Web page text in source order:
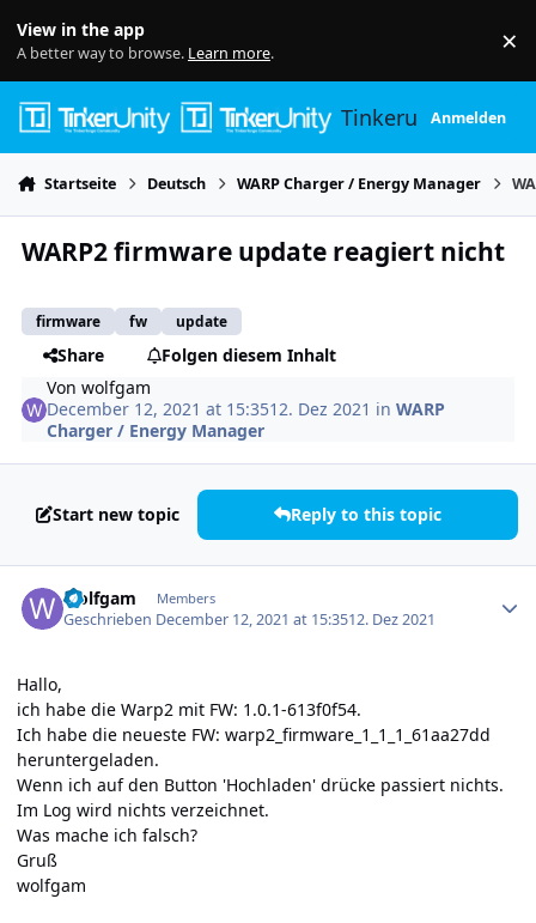
View in the app
A better way to browse. Learn more. ×
TinkerunityAnmelden
Startseite Deutsch WARP Charger / Energy Manager
WARP2 firmware update reagiert nicht
firmware fw update
Share
Folgen diesem Inhalt
Vonwolfgam
December 12, 2021 at 15:3512. Dez 2021 inWARP
Charger / Energy Manager
Start new topic Reply to this topic
wolfgam Members
Geschrieben December 12, 2021 at 15:3512. Dez 2021
Hallo,
ich habe die Warp2 mit FW: 1.0.1-613f0f54.
Ich habe die neueste FW: warp2_firmware_1_1_1_61aa27dd
heruntergeladen.
Wenn ich auf den Button 'Hochladen' drücke passiert nichts.
Im Log wird nichts verzeichnet.
Was mache ich falsch?
Gruß
wolfgam